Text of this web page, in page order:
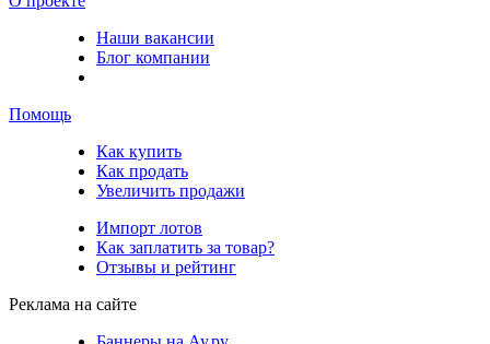
Наши вакансии
Блог компании
Помощь
Как купить
Как продать
Увеличить продажи
Импорт лотов
Как заплатить за товар?
Отзывы и рейтинг
Реклама на сайте